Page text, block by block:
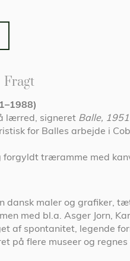
lærred, signeret Balle, 1951
for Balles arbejde i
forgyldt træramme med
dansk maler og grafiker,
med bl.a. Asger Jorn,
af spontanitet, legende
på flere museer og
Fragt